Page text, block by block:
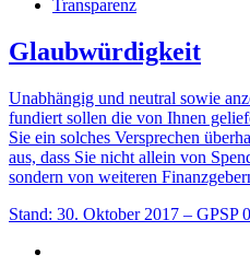
Transparenz
Glaubwürdigkeit
Unabhängig und neutral sowie
fundiert sollen die von Ihnen
Sie ein solches Versprechen
aus, dass Sie nicht allein von
sondern von weiteren
Stand: 30. Oktober 2017 – GPSP